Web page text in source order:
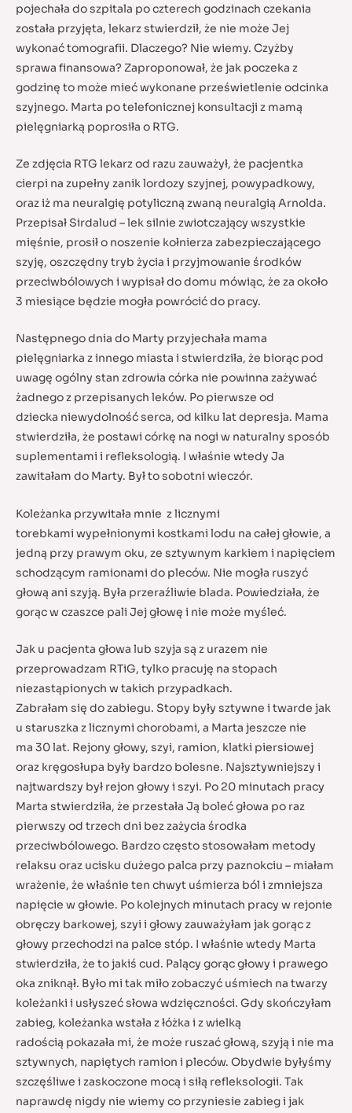
pojechała do szpitala po czterech godzinach czekania
została przyjęta, lekarz stwierdził, że nie może Jej
wykonać tomografii. Dlaczego? Nie wiemy. Czyżby
sprawa finansowa? Zaproponował, że jak poczeka z
godzinę to może mieć wykonane prześwietlenie odcinka
szyjnego. Marta po telefonicznej konsultacji z mamą
pielęgniarką poprosiła o RTG.
Ze zdjęcia RTG lekarz od razu zauważył, że pacjentka
cierpi na zupełny zanik lordozy szyjnej, powypadkowy,
oraz iż ma neuralgię potyliczną zwaną neuralgią Arnolda.
Przepisał Sirdalud – lek silnie zwiotczający wszystkie
mięśnie, prosił o noszenie kołnierza zabezpieczającego
szyję, oszczędny tryb życia i przyjmowanie środków
przeciwbólowych i wypisał do domu mówiąc, że za około
3 miesiące będzie mogła powrócić do pracy.
Następnego dnia do Marty przyjechała mama
pielęgniarka z innego miasta i stwierdziła, że biorąc pod
uwagę ogólny stan zdrowia córka nie powinna zażywać
żadnego z przepisanych leków. Po pierwsze od
dziecka niewydolność serca, od kilku lat depresja. Mama
stwierdziła, że postawi córkę na nogi w naturalny sposób
suplementami i refleksologią. I właśnie wtedy Ja
zawitałam do Marty. Był to sobotni wieczór.
Koleżanka przywitała mnie z licznymi
torebkami wypełnionymi kostkami lodu na całej głowie, a
jedną przy prawym oku, ze sztywnym karkiem i napięciem
schodzącym ramionami do pleców. Nie mogła ruszyć
głową ani szyją. Była przeraźliwie blada. Powiedziała, że
gorąc w czaszce pali Jej głowę i nie może myśleć.
Jak u pacjenta głowa lub szyja są z urazem nie
przeprowadzam RTiG, tylko pracuję na stopach
niezastąpionych w takich przypadkach.
Zabrałam się do zabiegu. Stopy były sztywne i twarde jak
u staruszka z licznymi chorobami, a Marta jeszcze nie
ma 30 lat. Rejony głowy, szyi, ramion, klatki piersiowej
oraz kręgosłupa były bardzo bolesne. Najsztywniejszy i
najtwardszy był rejon głowy i szyi. Po 20 minutach pracy
Marta stwierdziła, że przestała Ją boleć głowa po raz
pierwszy od trzech dni bez zażycia środka
przeciwbólowego. Bardzo często stosowałam metody
relaksu oraz ucisku dużego palca przy paznokciu – miałam
wrażenie, że właśnie ten chwyt uśmierza ból i zmniejsza
napięcie w głowie. Po kolejnych minutach pracy w rejonie
obręczy barkowej, szyi i głowy zauważyłam jak gorąc z
głowy przechodzi na palce stóp. I właśnie wtedy Marta
stwierdziła, że to jakiś cud. Palący gorąc głowy i prawego
oka zniknął. Było mi tak miło zobaczyć uśmiech na twarzy
koleżanki i usłyszeć słowa wdzięczności. Gdy skończyłam
zabieg, koleżanka wstała z łóżka i z wielką
radością pokazała mi, że może ruszać głową, szyją i nie ma
sztywnych, napiętych ramion i pleców. Obydwie byłyśmy
szczęśliwe i zaskoczone mocą i siłą refleksologii. Tak
naprawdę nigdy nie wiemy co przyniesie zabieg i jak